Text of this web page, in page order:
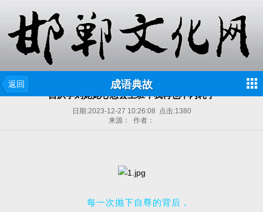
返回 成语典故
自从学刘姥姥心态去上班，我再也不内耗了
日期:2023-12-27 10:26:08 点击:1380
来源： 作者：
每一次抛下自尊的背后，